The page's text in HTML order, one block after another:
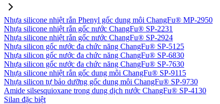
Nhựa silicone nhiệt rắn Phenyl gốc dung môi ChangFu® MP-2950
Nhựa silicone nhiệt rắn gốc nước ChangFu® SP-2231
Nhựa silicone nhiệt rắn gốc nước ChangFu® SP-2924
Nhựa silicon gốc nước đa chức năng ChangFu® SP-5125
Nhựa silicon gốc nước đa chức năng ChangFu® SP-6830
Nhựa silicon gốc nước đa chức năng ChangFu® SP-7630
Nhựa silicone nhiệt rắn gốc dung môi ChangFu® SP-9115
Nhựa silicon tự bảo dưỡng gốc dung môi ChangFu® SP-9730
Amide silsesquioxane trong dung dịch nước ChangFu® SP-4130
Silan đặc biệt